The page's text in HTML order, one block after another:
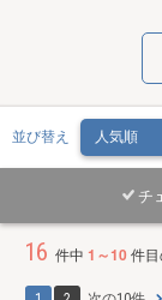
並び替え
チ
16 件中 1～10件